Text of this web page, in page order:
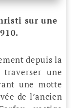
sur une
depuis la
une
une motte
de l’ancien